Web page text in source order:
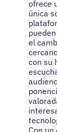
ofrece
única
el
con su
Con